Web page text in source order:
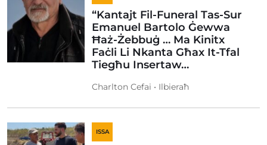
“Kantajt Fil-Funeral Tas-Sur
Emanuel Bartolo Ġewwa
Ħaż-Żebbuġ … Ma Kinitx
Faċli Li Nkanta Għax It-Tfal
Tiegħu Insertaw…
Charlton Cefai • Ilbieraħ
ISSA